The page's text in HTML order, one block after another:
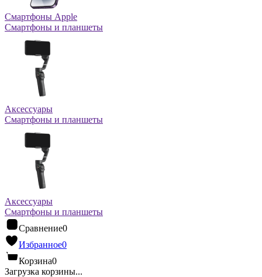
Смартфоны Apple
Смартфоны и планшеты
Аксессуары
Смартфоны и планшеты
Аксессуары
Смартфоны и планшеты
Сравнение0
Избранное0
Корзина0
Загрузка корзины...